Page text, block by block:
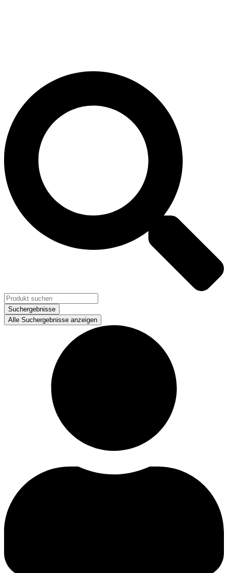
Suchergebnisse
Alle Suchergebnisse anzeigen